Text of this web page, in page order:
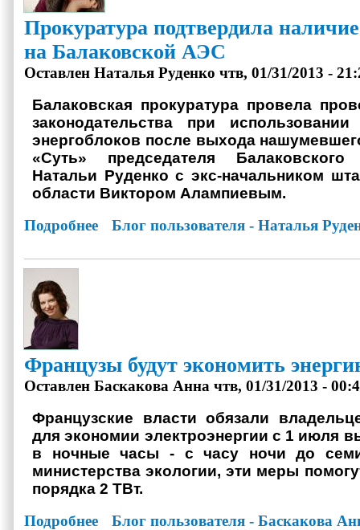
Прокуратура подтвердила
на Балаковской АЭС
Оставлен Наталья Руденко чтв, 01/31/2013 -
Балаковская прокуратура провела
законодательства при
энергоблоков после выхода
«Суть» председателя
Натальи Руденко с экс-начальником
области Виктором Алампиевым.
Подробнее о Прокуратура подтвердила наличие крена и осадка на
Блог пользователя - Наталья
Французы будут экономить
Оставлен Баскакова Анна чтв, 01/31/2013 -
Французские власти обязали
для экономии электроэнергии с 1 июля
в ночные часы - с часу ночи до
министерства экологии, эти меры
порядка 2 ТВт.
Подробнее о Французы будут экономить энергию по ночам
Блог пользователя - Баскакова